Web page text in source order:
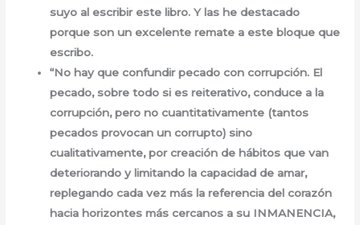
suyo al escribir este libro. Y las he destacado
porque son un excelente remate a este bloque que
escribo.
“No hay que confundir pecado con corrupción. El
pecado, sobre todo si es reiterativo, conduce a la
corrupción, pero no cuantitativamente (tantos
pecados provocan un corrupto) sino
cualitativamente, por creación de hábitos que van
deteriorando y limitando la capacidad de amar,
replegando cada vez más la referencia del corazón
hacia horizontes más cercanos a su INMANENCIA,